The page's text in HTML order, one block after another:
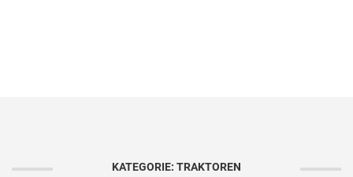
KATEGORIE: TRAKTOREN